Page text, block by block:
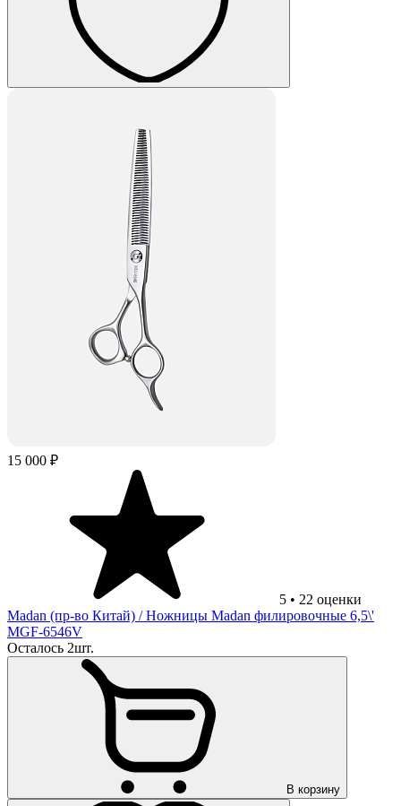
15 000 ₽
5 • 22 оценки
Madan (пр-во Китай) / Ножницы Madan филировочные 6,5\'
MGF-6546V
Осталось 2шт.
В корзину